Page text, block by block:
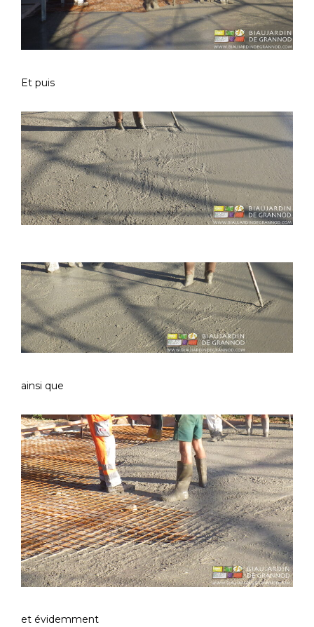
Et puis
ainsi que
et évidemment